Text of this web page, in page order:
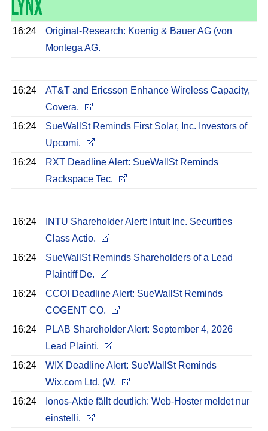
16:24
Original-Research: Koenig & Bauer AG (von
Montega AG.
16:24
AT&T and Ericsson Enhance Wireless Capacity,
Covera.
16:24
SueWallSt Reminds First Solar, Inc. Investors of
Upcomi.
16:24
RXT Deadline Alert: SueWallSt Reminds
Rackspace Tec.
16:24
INTU Shareholder Alert: Intuit Inc. Securities
Class Actio.
16:24
SueWallSt Reminds Shareholders of a Lead
Plaintiff De.
16:24
CCOI Deadline Alert: SueWallSt Reminds
COGENT CO.
16:24
PLAB Shareholder Alert: September 4, 2026
Lead Plainti.
16:24
WIX Deadline Alert: SueWallSt Reminds
Wix.com Ltd. (W.
16:24
Ionos-Aktie fällt deutlich: Web-Hoster meldet nur
einstelli.